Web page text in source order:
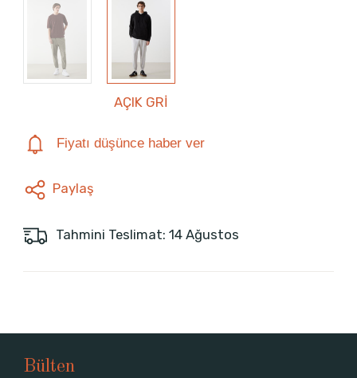
AÇIK GRİ
Fiyatı düşünce haber ver
Paylaş
Tahmini Teslimat: 14 Ağustos
Bülten